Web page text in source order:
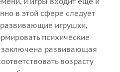
в этой сфере следует
игрушки,
психические
развивающая
возрасту